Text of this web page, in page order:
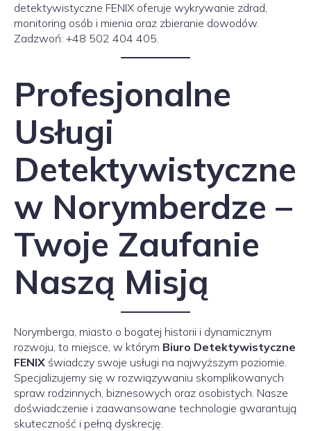
detektywistyczne FENIX oferuje wykrywanie zdrad,
monitoring osób i mienia oraz zbieranie dowodów.
Zadzwoń: +48 502 404 405.
Profesjonalne
Usługi
Detektywistyczne
w Norymberdze –
Twoje Zaufanie
Naszą Misją
Norymberga, miasto o bogatej historii i dynamicznym
rozwoju, to miejsce, w którym Biuro Detektywistyczne
FENIX świadczy swoje usługi na najwyższym poziomie.
Specjalizujemy się w rozwiązywaniu skomplikowanych
spraw rodzinnych, biznesowych oraz osobistych. Nasze
doświadczenie i zaawansowane technologie gwarantują
skuteczność i pełną dyskrecję.